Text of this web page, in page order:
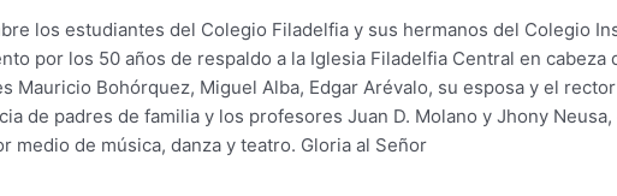
los estudiantes del Colegio Filadelfia y sus hermanos del Colegio
por los 50 años de respaldo a la Iglesia Filadelfia Central en
Mauricio Bohórquez, Miguel Alba, Edgar Arévalo, su esposa y el
de padres de familia y los profesores Juan D. Molano y Jhony
medio de música, danza y teatro. Gloria al Señor